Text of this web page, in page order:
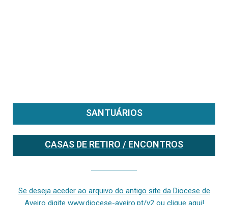
SANTUÁRIOS
CASAS DE RETIRO / ENCONTROS
Se deseja aceder ao arquivo do antigo site da Diocese de
Aveiro digite www.diocese-aveiro.pt/v2 ou clique aqui!